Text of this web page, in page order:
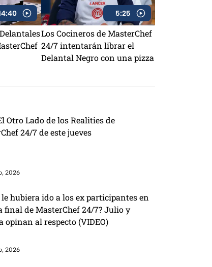
5:25
Los Cocineros de MasterChef
24/7 intentarán librar el
Delantal Negro con una pizza
Otro Lado de los Realities de
24/7 de este jueves
2026
le hubiera ido a los ex participantes en
final de MasterChef 24/7? Julio y
opinan al respecto (VIDEO)
2026